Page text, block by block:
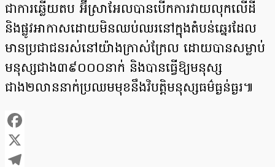
ជាការឆ្លើយតប អ៊ីស្រាអែលបានបើកការវាយលុកលើដី
និងផ្លូវអាកាសដោយមិនឈប់ឈរនៅក្នុងតំបន់ឆ្នេរដែល
មានប្រជាជនរស់នៅយ៉ាងក្រាស់ក្រែល ដោយបានសម្លាប់
មនុស្សជាង៣៩០០០នាក់ និងបានធ្វើឱ្យមនុស្ស
ជាង២លាននាក់ប្រឈមមុខនឹងវិបត្តិមនុស្សធម៌ធ្ងន់ធ្ងរ៕
Facebook
X